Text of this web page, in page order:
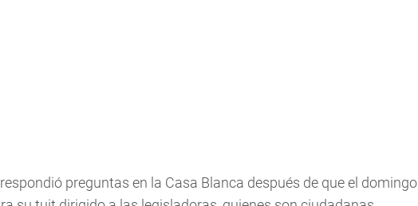
preguntas en la Casa Blanca después de que el domingo